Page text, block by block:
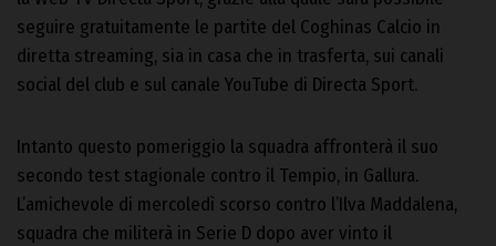
seguire gratuitamente le partite del Coghinas Calcio in
diretta streaming, sia in casa che in trasferta, sui canali
social del club e sul canale YouTube di Directa Sport.
Intanto questo pomeriggio la squadra affronterà il suo
secondo test stagionale contro il Tempio, in Gallura.
L’amichevole di mercoledì scorso contro l’Ilva Maddalena,
squadra che militerà in Serie D dopo aver vinto il